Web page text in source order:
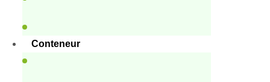
Conteneur